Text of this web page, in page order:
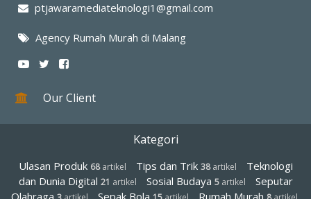
ptjawaramediateknologi1@gmail.com
Agency Rumah Murah di Malang
Our Client
Kategori
Ulasan Produk 68artikel Tips dan Trik 38artikel
Teknologi
dan Dunia Digital 21 artikel Sosial Budaya 5artikel
Seputar